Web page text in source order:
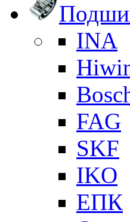
INA
FAG
SKF
IKO
ЕПК